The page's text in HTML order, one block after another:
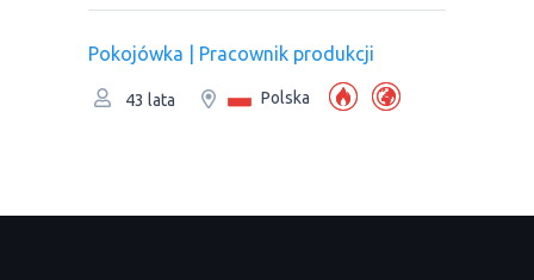
Pokojówka | Pracownik produkcji
43 lata Polska